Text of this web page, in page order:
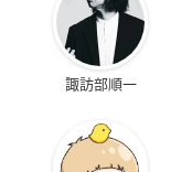
諏訪部順一